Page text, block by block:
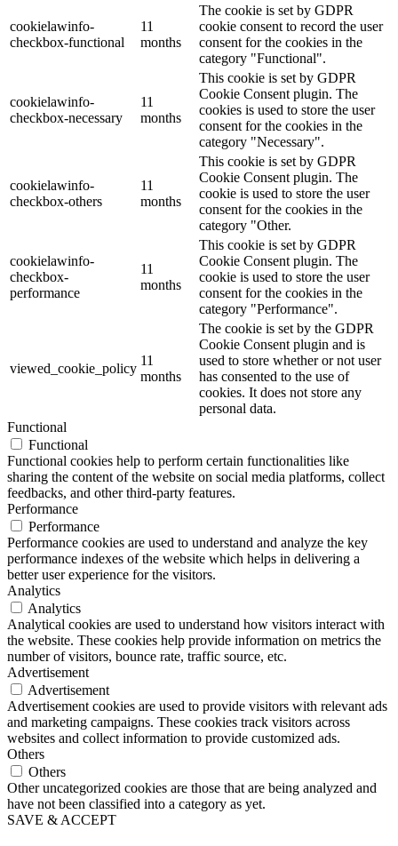
cookielawinfo-
checkbox-functional
11
months
The cookie is set by GDPR
cookie consent to record the user
consent for the cookies in the
category "Functional".
cookielawinfo-
checkbox-necessary
11
months
This cookie is set by GDPR
Cookie Consent plugin. The
cookies is used to store the user
consent for the cookies in the
category "Necessary".
cookielawinfo-
checkbox-others
11
months
This cookie is set by GDPR
Cookie Consent plugin. The
cookie is used to store the user
consent for the cookies in the
category "Other.
cookielawinfo-
checkbox-
performance
11
months
This cookie is set by GDPR
Cookie Consent plugin. The
cookie is used to store the user
consent for the cookies in the
category "Performance".
viewed_cookie_policy
11
months
The cookie is set by the GDPR
Cookie Consent plugin and is
used to store whether or not user
has consented to the use of
cookies. It does not store any
personal data.
Functional
Functional
Functional cookies help to perform certain functionalities like
sharing the content of the website on social media platforms, collect
feedbacks, and other third-party features.
Performance
Performance
Performance cookies are used to understand and analyze the key
performance indexes of the website which helps in delivering a
better user experience for the visitors.
Analytics
Analytics
Analytical cookies are used to understand how visitors interact with
the website. These cookies help provide information on metrics the
number of visitors, bounce rate, traffic source, etc.
Advertisement
Advertisement
Advertisement cookies are used to provide visitors with relevant ads
and marketing campaigns. These cookies track visitors across
websites and collect information to provide customized ads.
Others
Others
Other uncategorized cookies are those that are being analyzed and
have not been classified into a category as yet.
SAVE & ACCEPT